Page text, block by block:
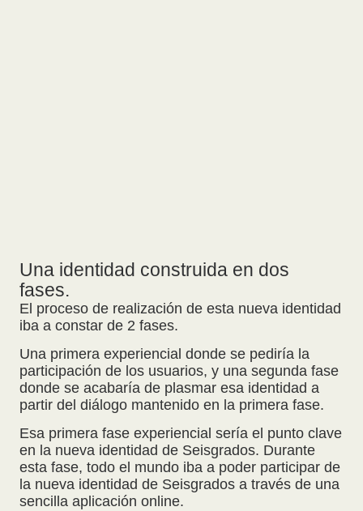
Una identidad construida en dos
fases.
El proceso de realización de esta nueva identidad
iba a constar de 2 fases.
Una primera experiencial donde se pediría la
participación de los usuarios, y una segunda fase
donde se acabaría de plasmar esa identidad a
partir del diálogo mantenido en la primera fase.
Esa primera fase experiencial sería el punto clave
en la nueva identidad de Seisgrados. Durante
esta fase, todo el mundo iba a poder participar de
la nueva identidad de Seisgrados a través de una
sencilla aplicación online.